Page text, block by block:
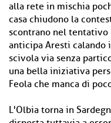
alla rete in mischia
casa chiudono la
scontrano nel tentativo
anticipa Aresti calando
scivola via senza
una bella iniziativa
Feola che manca di
L'Olbia torna in